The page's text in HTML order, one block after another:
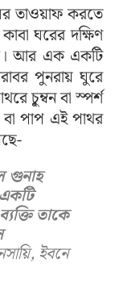
তাওয়াফ করতে
ঘরের দক্ষিণ
আর এক একটি
পুনরায় ঘুরে
চুৃম্বন বা স্পর্শ
পাপ এই পাথর
গুনাহ
তাকে
ইবনে